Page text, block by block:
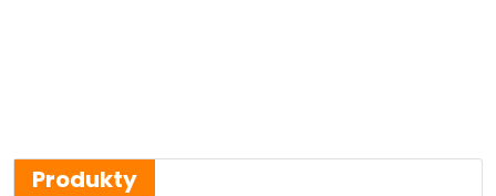
Produkty